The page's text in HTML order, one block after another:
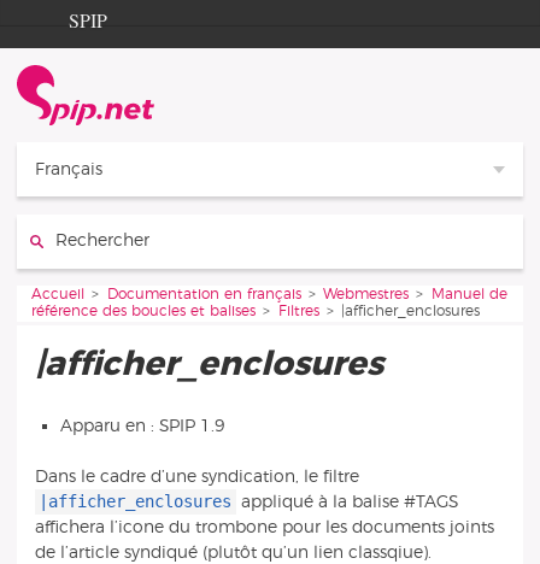
Aller au contenu
Aller à la navigation
SPIP
Documentation
Contribution
Français
Vous êtes ici :
Accueil Documentation en français Webmestres
Manuel de
référence des boucles et balises
Filtres |afficher_enclosures
|afficher_enclosures
Apparu en : SPIP 1.9
Dans le cadre d’une syndication, le filtre
|afficher_enclosures appliqué à la balise #TAGS
affichera l’icone du trombone pour les documents joints
de l’article syndiqué (plutôt qu’un lien classqiue).